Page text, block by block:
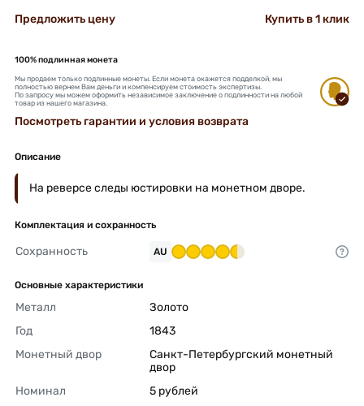
Предложить цену Купить в 1 клик
100% подлинная монета
Мы продаем только подлинные монеты. Если монета окажется подделкой, мы
полностью вернем Вам деньги и компенсируем стоимость экспертизы.
По запросу мы можем оформить независимое заключение о подлинности на любой
товар из нашего магазина.
Посмотреть гарантии и условия возврата
Описание
На реверсе следы юстировки на монетном дворе.
Комплектация и сохранность
Сохранность AU
Основные характеристики
Металл
Золото
Год
1843
Монетный двор
Санкт-Петербургский монетный
двор
Номинал
5 рублей